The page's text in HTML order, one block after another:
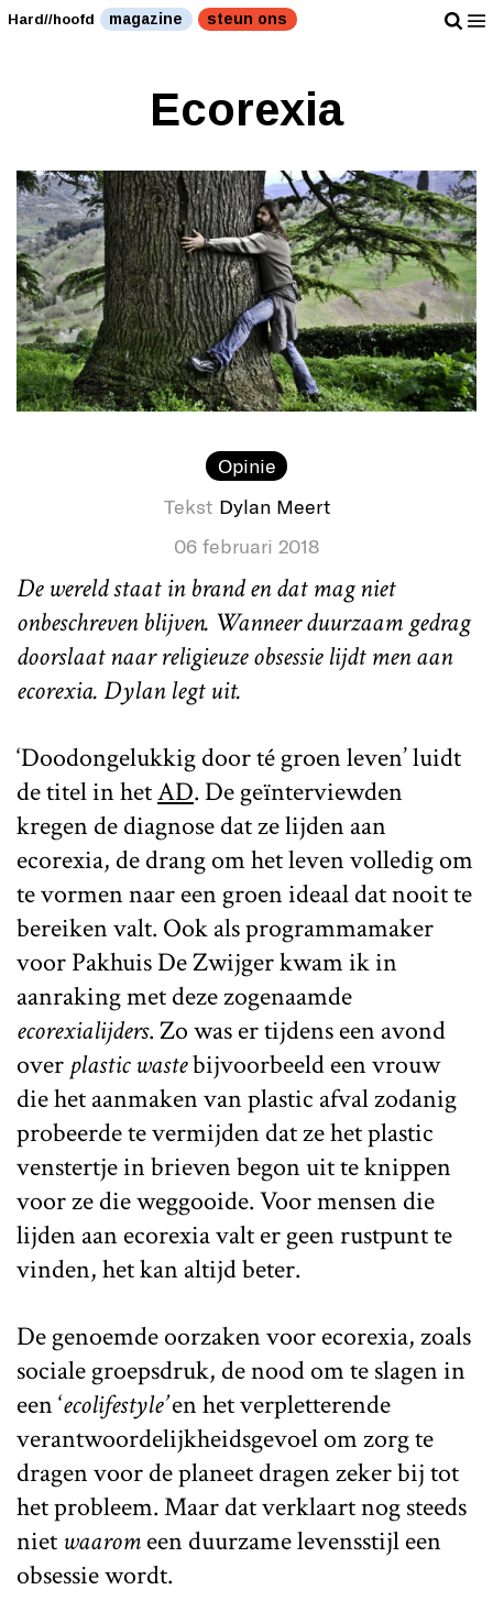
Hard//hoofd magazine steun ons
Ecorexia
Opinie
Tekst Dylan Meert
06 februari 2018
De wereld staat in brand en dat mag niet
onbeschreven blijven. Wanneer duurzaam gedrag
doorslaat naar religieuze obsessie lijdt men aan
ecorexia. Dylan legt uit.
‘Doodongelukkig door té groen leven’ luidt
de titel in hetAD. De geïnterviewden
kregen de diagnose dat ze lijden aan
ecorexia, de drang om het leven volledig om
te vormen naar een groen ideaal dat nooit te
bereiken valt. Ook als programmamaker
voor Pakhuis De Zwijger kwam ik in
aanraking met deze zogenaamde
ecorexialijders. Zo was er tijdens een avond
over plastic wastebijvoorbeeld een vrouw
die het aanmaken van plastic afval zodanig
probeerde te vermijden dat ze het plastic
venstertje in brieven begon uit te knippen
voor ze die weggooide. Voor mensen die
lijden aan ecorexia valt er geen rustpunt te
vinden, het kan altijd beter.
De genoemde oorzaken voor ecorexia, zoals
sociale groepsdruk, de nood om te slagen in
een ‘ecolifestyle’en het verpletterende
verantwoordelijkheidsgevoel om zorg te
dragen voor de planeet dragen zeker bij tot
het probleem. Maar dat verklaart nog steeds
nietwaaromeen duurzame levensstijl een
obsessie wordt.